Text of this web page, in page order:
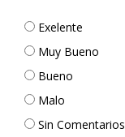
Exelente
Muy Bueno
Bueno
Malo
Sin Comentarios